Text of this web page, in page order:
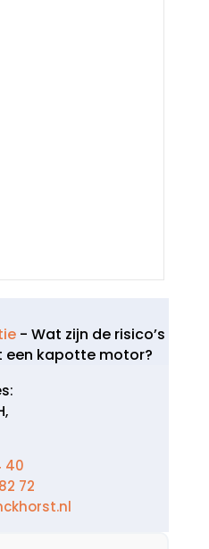
-Wat zijn de risico’s
een kapotte motor?
40
72